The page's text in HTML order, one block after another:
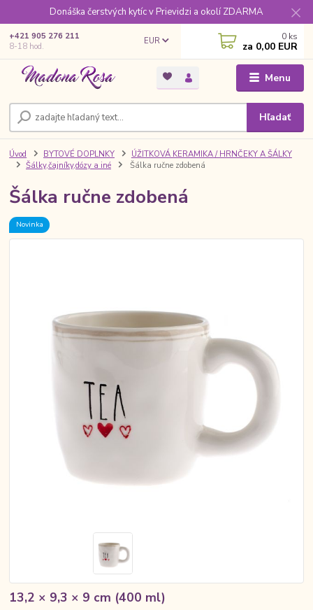
Donáška čerstvých kytíc v Prievidzi a okolí ZDARMA
Menu
EUR
Hľadať
+421 905 276 211
8-18 hod.
0 ks
za 0,00 EUR
Úvod BYTOVÉ DOPLNKY
ÚŽITKOVÁ KERAMIKA / HRNČEKY A ŠÁLKY
Šálky,čajníky,dózy a iné
Šálka ručne zdobená
Šálka ručne zdobená
Novinka
13,2 × 9,3 × 9 cm (400 ml)